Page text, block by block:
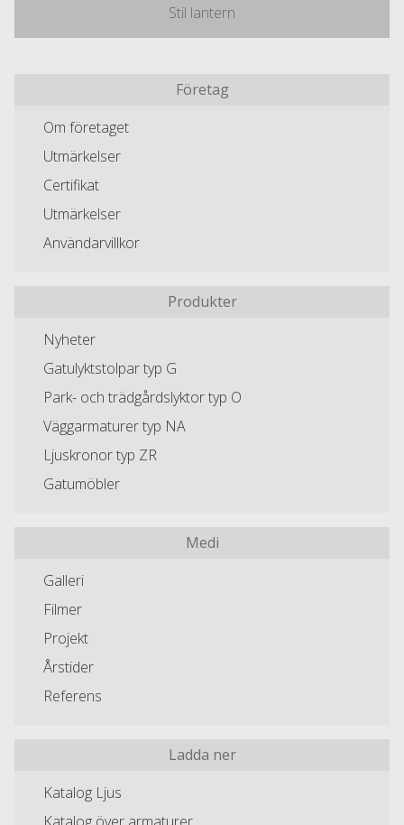
Stil lantern
Företag
Om företaget
Utmärkelser
Certifikat
Utmärkelser
Användarvillkor
Produkter
Nyheter
Gatulyktstolpar typ G
Park- och trädgårdslyktor typ O
Väggarmaturer typ NA
Ljuskronor typ ZR
Gatumöbler
Medi
Galleri
Filmer
Projekt
Årstider
Referens
Ladda ner
Katalog Ljus